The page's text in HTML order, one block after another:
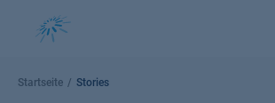
Startseite Stories